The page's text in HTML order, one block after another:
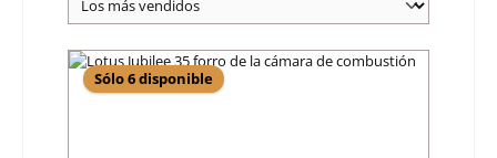
Sólo 6 disponible